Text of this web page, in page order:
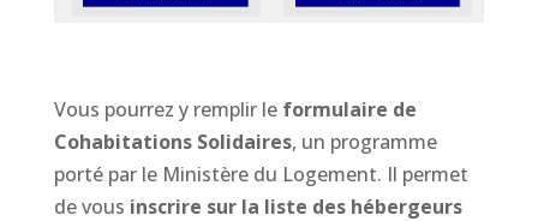
Vous pourrez y remplir le formulaire de
Cohabitations Solidaires, un programme
porté par le Ministère du Logement. Il permet
de vous inscrire sur la liste des hébergeurs